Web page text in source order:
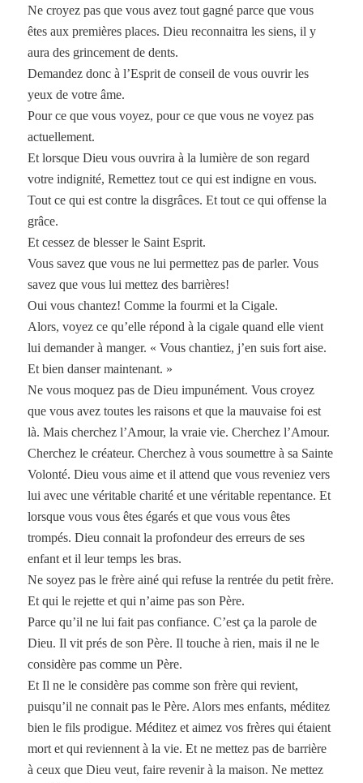
Ne croyez pas que vous avez tout gagné parce que vous
êtes aux premières places. Dieu reconnaitra les siens, il y
aura des grincement de dents.
Demandez donc à l’Esprit de conseil de vous ouvrir les
yeux de votre âme.
Pour ce que vous voyez, pour ce que vous ne voyez pas
actuellement.
Et lorsque Dieu vous ouvrira à la lumière de son regard
votre indignité, Remettez tout ce qui est indigne en vous.
Tout ce qui est contre la disgrâces. Et tout ce qui offense la
grâce.
Et cessez de blesser le Saint Esprit.
Vous savez que vous ne lui permettez pas de parler. Vous
savez que vous lui mettez des barrières!
Oui vous chantez! Comme la fourmi et la Cigale.
Alors, voyez ce qu’elle répond à la cigale quand elle vient
lui demander à manger. « Vous chantiez, j’en suis fort aise.
Et bien danser maintenant. »
Ne vous moquez pas de Dieu impunément. Vous croyez
que vous avez toutes les raisons et que la mauvaise foi est
là. Mais cherchez l’Amour, la vraie vie. Cherchez l’Amour.
Cherchez le créateur. Cherchez à vous soumettre à sa Sainte
Volonté. Dieu vous aime et il attend que vous reveniez vers
lui avec une véritable charité et une véritable repentance. Et
lorsque vous vous êtes égarés et que vous vous êtes
trompés. Dieu connait la profondeur des erreurs de ses
enfant et il leur temps les bras.
Ne soyez pas le frère ainé qui refuse la rentrée du petit frère.
Et qui le rejette et qui n’aime pas son Père.
Parce qu’il ne lui fait pas confiance. C’est ça la parole de
Dieu. Il vit prés de son Père. Il touche à rien, mais il ne le
considère pas comme un Père.
Et Il ne le considère pas comme son frère qui revient,
puisqu’il ne connait pas le Père. Alors mes enfants, méditez
bien le fils prodigue. Méditez et aimez vos frères qui étaient
mort et qui reviennent à la vie. Et ne mettez pas de barrière
à ceux que Dieu veut, faire revenir à la maison. Ne mettez